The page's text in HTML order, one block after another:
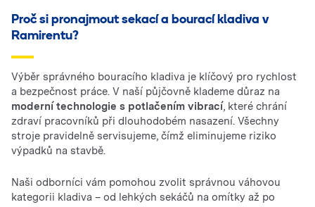
Proč si pronajmout sekací a bourací kladiva v
Ramirentu?
Výběr správného bouracího kladiva je klíčový pro rychlost
a bezpečnost práce. V naší půjčovně klademe důraz na
moderní technologie s potlačením vibrací, které chrání
zdraví pracovníků při dlouhodobém nasazení. Všechny
stroje pravidelně servisujeme, čímž eliminujeme riziko
výpadků na stavbě.
Naši odborníci vám pomohou zvolit správnou váhovou
kategorii kladiva – od lehkých sekáčů na omítky až po